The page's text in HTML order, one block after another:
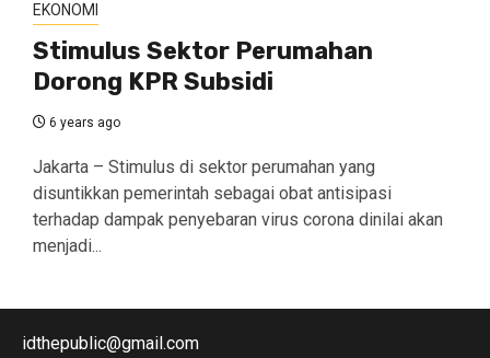
EKONOMI
Stimulus Sektor Perumahan
Dorong KPR Subsidi
6 years ago
Jakarta – Stimulus di sektor perumahan yang
disuntikkan pemerintah sebagai obat antisipasi
terhadap dampak penyebaran virus corona dinilai akan
menjadi...
idthepublic@gmail.com